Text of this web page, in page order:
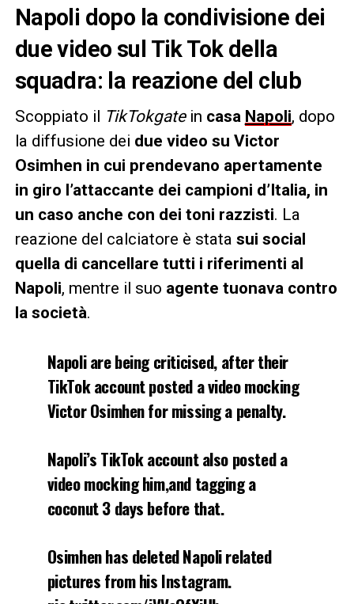
Napoli dopo la condivisione dei
due video sul Tik Tok della
squadra: la reazione del club
Scoppiato il TikTokgatein casa Napoli, dopo
la diffusione dei due video su Victor
Osimhen in cui prendevano apertamente
in giro l’attaccante dei campioni d’Italia, in
un caso anche con dei toni razzisti. La
reazione del calciatore è stata sui social
quella di cancellare tutti i riferimenti al
Napoli, mentre il suo agente tuonava contro
la società.
Napoli are being criticised, after their
TikTok account posted a video mocking
Victor Osimhen for missing a penalty.
Napoli’s TikTok account also posted a
video mocking him,and tagging a
coconut 3 days before that.
Osimhen has deleted Napoli related
pictures from his Instagram.